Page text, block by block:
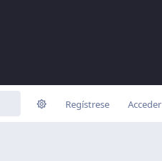
Regístrese Acceder